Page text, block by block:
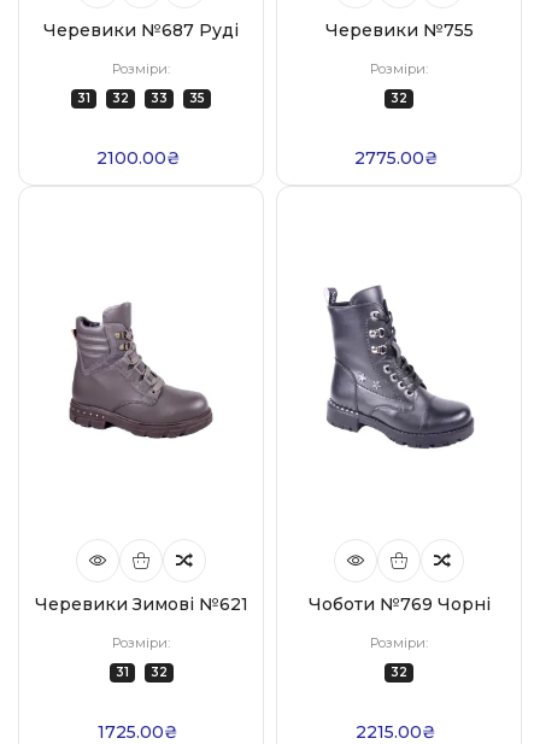
Черевики №687 Руді
Розміри:
31 32 33 35
2100.00₴
Черевики №755
Розміри:
32
2775.00₴
Черевики Зимові №621
Розміри:
31 32
1725.00₴
Чоботи №769 Чорні
Розміри:
32
2215.00₴